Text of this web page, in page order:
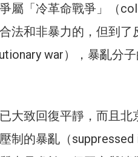
屬「冷革命戰爭」（
法和非暴力的，但到
war），暴亂分
大致回復平靜，而且
制的暴亂（